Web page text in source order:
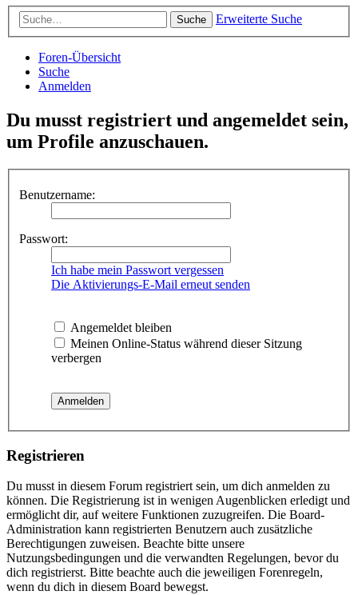
Suche Erweiterte Suche
Foren-Übersicht
Suche
Anmelden
Du musst registriert und angemeldet sein,
um Profile anzuschauen.
Benutzername:
Passwort:
Ich habe mein Passwort vergessen
Die Aktivierungs-E-Mail erneut senden
Angemeldet bleiben
Meinen Online-Status während dieser Sitzung
verbergen
Registrieren
Du musst in diesem Forum registriert sein, um dich anmelden zu
können. Die Registrierung ist in wenigen Augenblicken erledigt und
ermöglicht dir, auf weitere Funktionen zuzugreifen. Die Board-
Administration kann registrierten Benutzern auch zusätzliche
Berechtigungen zuweisen. Beachte bitte unsere
Nutzungsbedingungen und die verwandten Regelungen, bevor du
dich registrierst. Bitte beachte auch die jeweiligen Forenregeln,
wenn du dich in diesem Board bewegst.